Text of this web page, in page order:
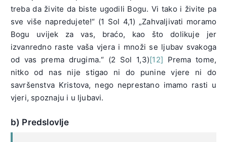
treba da živite da biste ugodili Bogu. Vi tako i živite pa
sve više napredujete!“ (1 Sol 4,1) „Zahvaljivati moramo
Bogu uvijek za vas, braćo, kao što dolikuje jer
izvanredno raste vaša vjera i množi se ljubav svakoga
od vas prema drugima.“ (2 Sol 1,3)[12] Prema tome,
nitko od nas nije stigao ni do punine vjere ni do
savršenstva Kristova, nego neprestano imamo rasti u
vjeri, spoznaju i u ljubavi.
b) Predslovlje